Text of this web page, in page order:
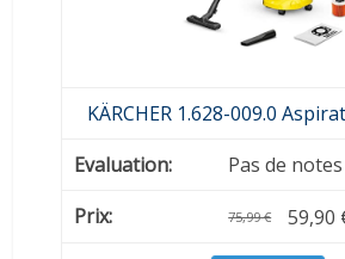
KÄRCHER 1.628-009.0
Pas de notes
75,99 € 59,90